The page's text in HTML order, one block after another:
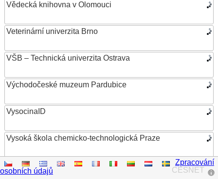
Vědecká knihovna v Olomouci
Veterinární univerzita Brno
VŠB – Technická univerzita Ostrava
Východočeské muzeum Pardubice
VysocinaID
Vysoká škola chemicko-technologická Praze
Vysoká škola ekonomická v Praze
CESNET
Zpracování
osobních údajů